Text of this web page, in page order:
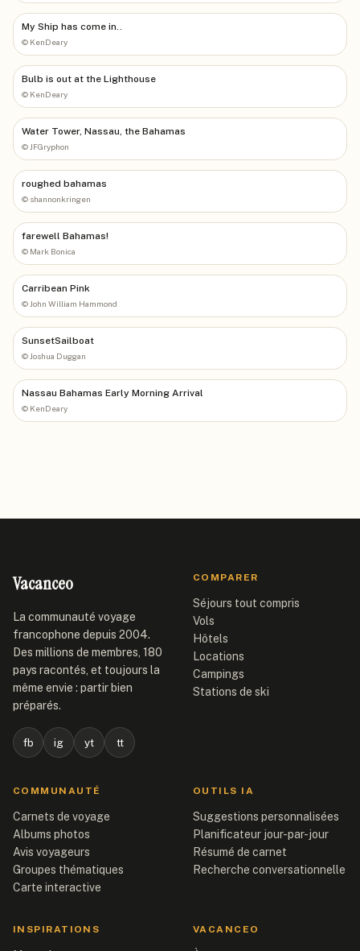
My Ship has come in..
© KenDeary
Bulb is out at the Lighthouse
© KenDeary
Water Tower, Nassau, the Bahamas
© JFGryphon
roughed bahamas
© shannonkringen
farewell Bahamas!
© Mark Bonica
Carribean Pink
© John William Hammond
SunsetSailboat
© Joshua Duggan
Nassau Bahamas Early Morning Arrival
© KenDeary
Vacanceo
La communauté voyage
francophone depuis 2004.
Des millions de membres, 180
pays racontés, et toujours la
même envie : partir bien
préparés.
fb ig yt tt
COMPARER
Séjours tout compris
Vols
Hôtels
Locations
Campings
Stations de ski
COMMUNAUTÉ
Carnets de voyage
Albums photos
Avis voyageurs
Groupes thématiques
Carte interactive
OUTILS IA
Suggestions personnalisées
Planificateur jour-par-jour
Résumé de carnet
Recherche conversationnelle
INSPIRATIONS VACANCEO